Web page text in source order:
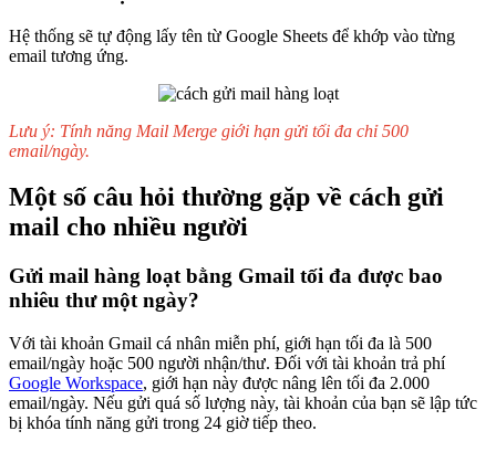
Hệ thống sẽ tự động lấy tên từ Google Sheets để khớp vào từng
email tương ứng.
Lưu ý: Tính năng Mail Merge giới hạn gửi tối đa chỉ 500
email/ngày.
Một số câu hỏi thường gặp về cách gửi
mail cho nhiều người
Gửi mail hàng loạt bằng Gmail tối đa được bao
nhiêu thư một ngày?
Với tài khoản Gmail cá nhân miễn phí, giới hạn tối đa là 500
email/ngày hoặc 500 người nhận/thư. Đối với tài khoản trả phí
Google Workspace, giới hạn này được nâng lên tối đa 2.000
email/ngày. Nếu gửi quá số lượng này, tài khoản của bạn sẽ lập tức
bị khóa tính năng gửi trong 24 giờ tiếp theo.